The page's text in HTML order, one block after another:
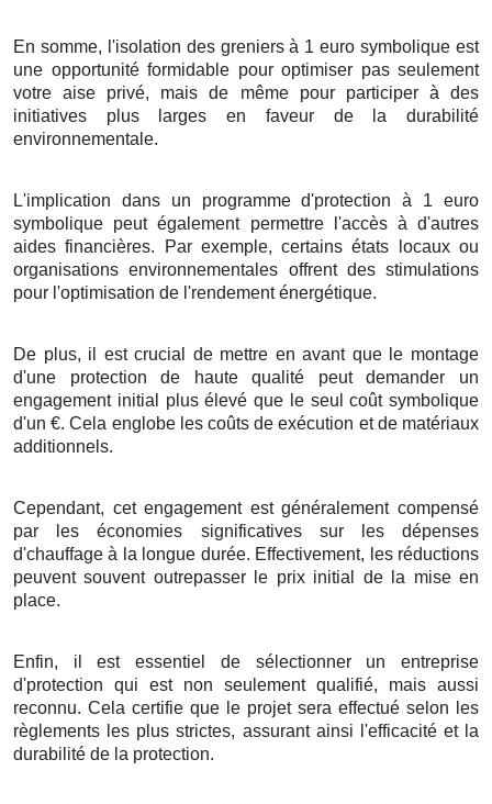
En somme, l'isolation des greniersà 1 euro symbolique est
une opportunité formidable pour optimiser pas seulement
votreaise privé, maisde mêmepour participerà des
initiatives plus larges en faveur de ladurabilité
environnementale.
L'implication dans un programmed'protection à 1
euro
symbolique peutégalement permettrel'accès à d'autres
aides financières. Par exemple, certainsétats locauxou
organisations environnementales offrent des stimulations
pour l'optimisation de l'rendement énergétique.
De plus, il estcrucial de mettre en avantque le montage
d'une protection de haute qualité peutdemander un
engagementinitial plus élevé que le seul coût symbolique
d'un€. Cela englobelescoûts deexécution et de matériaux
additionnels.
Cependant, cetengagementestgénéralement compensé
par leséconomies significativessur lesdépenses
d'chauffage à la longue durée. Effectivement, les réductions
peuventsouvent outrepasserle prixinitial de
la mise en
place.
Enfin, il estessentiel de sélectionnerunentreprise
d'protection qui est non seulement qualifié, mais aussi
reconnu. Cela certifie que le projetsera effectué selon les
règlements les plusstrictes, assurantainsi l'efficacitéet la
durabilité de la protection.